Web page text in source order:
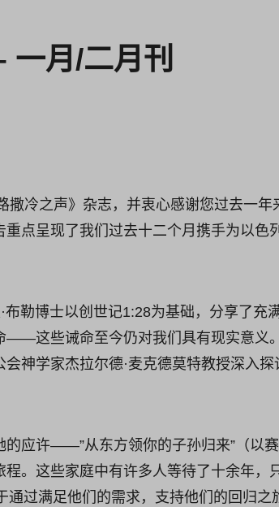
一月/二月刊
撒冷之声》杂志，并衷心感谢您过去一年
点呈现了我们过去十二个月携手为以色
布勒博士以创世记1:28为基础，分享了充
——这些诫命至今仍对我们具有现实意义
神学家杰拉尔德·麦克德莫特教授深入探
的应许——”从东方领你的子孙归来”（以
。这些家庭中有许多人等待了十余年，
通过满足他们的需求，支持他们的回归